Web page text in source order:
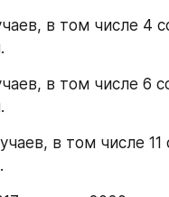
в том числе 4
в том числе 6
в том числе